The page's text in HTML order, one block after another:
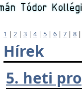
1 | 2 | 3 | 4| 5 | 6 | 7 | 8
Hírek
5. heti